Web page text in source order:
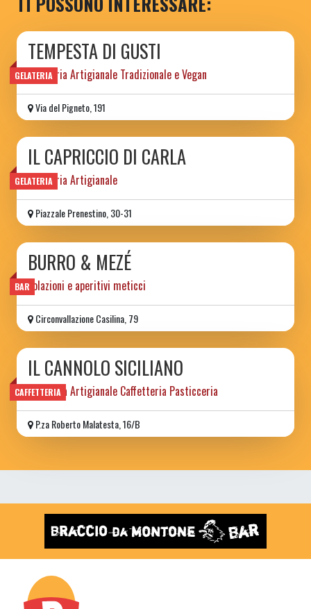
GELATERIA
TEMPESTA DI GUSTI
Gelateria Artigianale Tradizionale e Vegan
Via del Pigneto, 191
GELATERIA
IL CAPRICCIO DI CARLA
Gelateria Artigianale
Piazzale Prenestino, 30-31
BAR
BURRO & MEZÉ
colazioni e aperitivi meticci
Circonvallazione Casilina, 79
CAFFETTERIA
IL CANNOLO SICILIANO
Gelateria Artigianale Caffetteria Pasticceria
P.za Roberto Malatesta, 16/B